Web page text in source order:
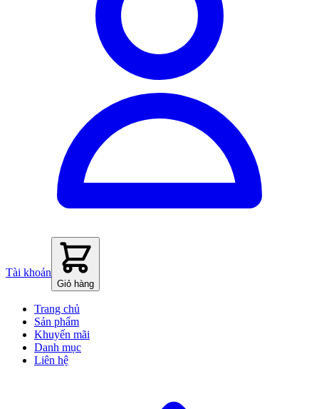
Tài khoản
Giỏ hàng
Trang chủ
Sản phẩm
Khuyến mãi
Danh mục
Liên hệ